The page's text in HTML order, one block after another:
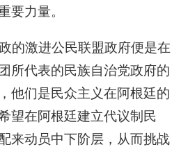
要力量。
的激进公民联盟政府便是在
所代表的民族自治党政府的
他们是民众主义在阿根廷的
望在阿根廷建立代议制民
来动员中下阶层，从而挑战